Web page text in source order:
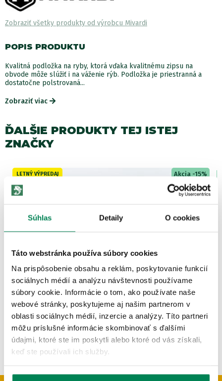
Súhlas Detaily O cookies
Táto webstránka používa súbory cookies
Na prispôsobenie obsahu a reklám, poskytovanie funkcií
sociálnych médií a analýzu návštevnosti používame
súbory cookie. Informácie o tom, ako používate naše
webové stránky, poskytujeme aj našim partnerom v
oblasti sociálnych médií, inzercie a analýzy. Títo partneri
môžu príslušné informácie skombinovať s ďalšími
údajmi, ktoré ste im poskytli alebo ktoré od vás získali,
keď ste používali ich služby.
Zobraziť všetky produkty od výrobcu Mivardi
POPIS PRODUKTU
Kvalitná podložka na ryby, ktorá vďaka kvalitnému zipsu na
obvode môže slúžiť i na váženie rýb. Podložka je priestranná a
dostatočne polstrovaná...
Zobraziť viac
ĎALŠIE PRODUKTY TEJ ISTEJ
ZNAČKY
LETNÝ VÝPREDAJ Akcia -15%
4 varianty
Skladom
OD 4.68 €
pôvodneod 5.50 €